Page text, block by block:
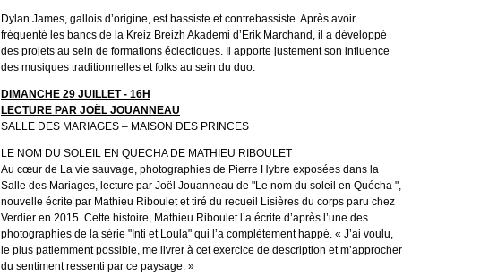
Dylan James, gallois d’origine, est bassiste et contrebassiste. Après avoir
fréquenté les bancs de la Kreiz Breizh Akademi d’Erik Marchand, il a développé
des projets au sein de formations éclectiques. Il apporte justement son influence
des musiques traditionnelles et folks au sein du duo.
DIMANCHE 29 JUILLET - 16H
LECTURE PAR JOËL JOUANNEAU
SALLE DES MARIAGES – MAISON DES PRINCES
LE NOM DU SOLEIL EN QUECHA DE MATHIEU RIBOULET
Au cœur de La vie sauvage, photographies de Pierre Hybre exposées dans la
Salle des Mariages, lecture par Joël Jouanneau de "Le nom du soleil en Quécha ",
nouvelle écrite par Mathieu Riboulet et tiré du recueil Lisières du corps paru chez
Verdier en 2015. Cette histoire, Mathieu Riboulet l’a écrite d’après l’une des
photographies de la série "Inti et Loula" qui l’a complètement happé. « J’ai voulu,
le plus patiemment possible, me livrer à cet exercice de description et m’approcher
du sentiment ressenti par ce paysage. »